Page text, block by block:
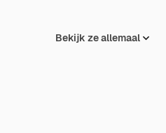
Bekijk ze allemaal